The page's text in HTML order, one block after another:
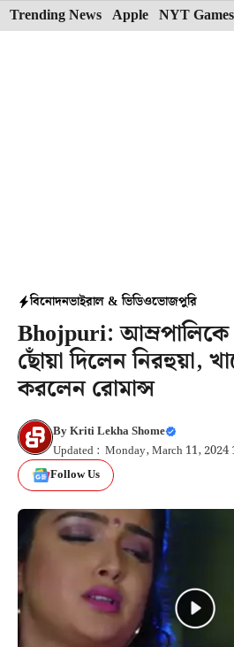
Skip
to
Trending News Apple NYT Games
বিনোদনভাইরাল & ভিডিওভোজপুরি
Bhojpuri: আম্রপালিকে
ছোঁয়া দিলেন নিরহুয়া,
করলেন রোমান্স
ByKriti Lekha Shome
Updated : Monday, March 11, 2024
Follow Us